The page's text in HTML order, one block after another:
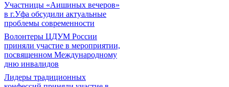
Участницы «Аишиных вечеров»
в г.Уфа обсудили актуальные
проблемы современности
Волонтеры ЦДУМ России
приняли участие в мероприятии,
посвященном Международному
дню инвалидов
Лидеры традиционных